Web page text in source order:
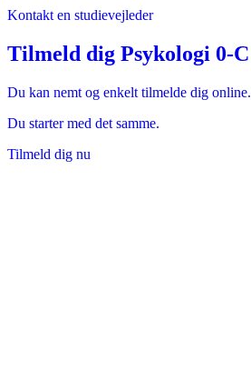
Kontakt en studievejleder
Tilmeld dig Psykologi 0-C
Du kan nemt og enkelt tilmelde dig online.
Du starter med det samme.
Tilmeld dig nu